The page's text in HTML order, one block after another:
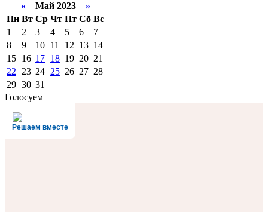
«Май 2023 »
Пн Вт Ср Чт Пт Сб Вс
1
2 3 4 5 6
7
8
9 10 11 12 13 14
15 16 17 18 19 20 21
22
23 24 25 26 27 28
29 30 31
Голосуем
Решаем вместе